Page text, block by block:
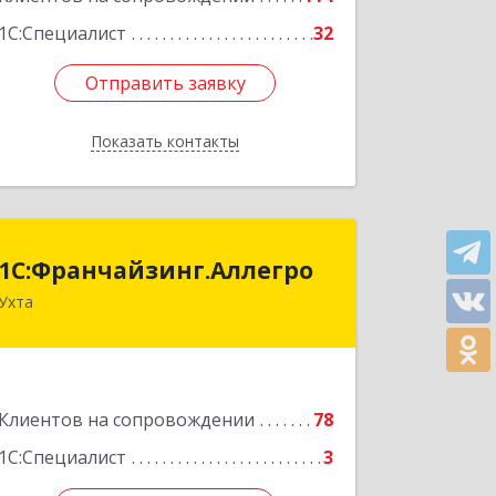
1С:Специалист
32
Отправить заявку
Показать контакты
Отправить заявку
Назад
1С:Франчайзинг.Аллегро
Клиентов на сопровождении
78
1С:Специалист
3
1С:Франчайзинг.Аллегро
Коми Респ, Ухта г, Чернова ул,